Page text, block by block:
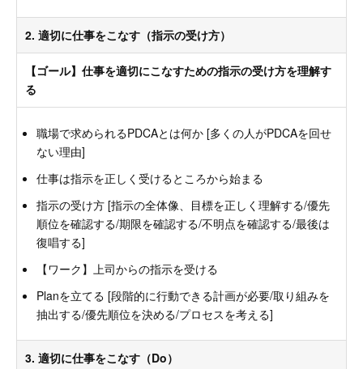
2. 適切に仕事をこなす（指示の受け方）
【ゴール】仕事を適切にこなすための指示の受け方を理解す
る
職場で求められるPDCAとは何か [多くの人がPDCAを回せ
ない理由]
仕事は指示を正しく受けるところから始まる
指示の受け方 [指示の全体像、目標を正しく理解する/優先
順位を確認する/期限を確認する/不明点を確認する/最後は
復唱する]
【ワーク】上司からの指示を受ける
Planを立てる [段階的に行動できる計画が必要/取り組みを
抽出する/優先順位を決める/プロセスを考える]
3. 適切に仕事をこなす（Do）